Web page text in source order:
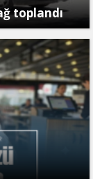
toplandı